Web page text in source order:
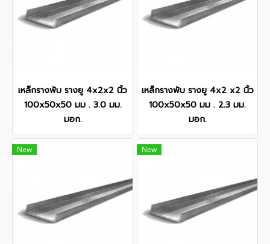
เหล็กรางพับ รางยู 4x2x2 นิ้ว
100x50x50 มม . 3.0 มม.
มอก.
เหล็กรางพับ รางยู 4x2 x2 นิ้ว
100x50x50 มม . 2.3 มม.
มอก.
New New